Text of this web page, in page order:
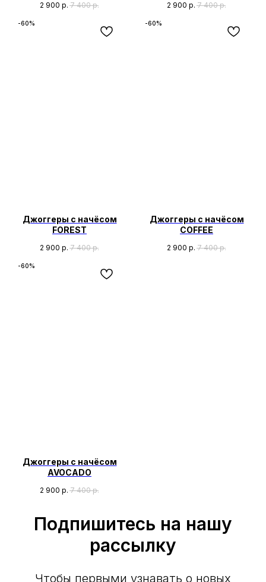
2 900 р. 7 400 р. 2 900 р. 7 400 р.
-60%
Джоггеры с начёсом
FOREST
2 900 р. 7 400 р.
-60%
Джоггеры с начёсом
COFFEE
2 900 р. 7 400 р.
-60%
Джоггеры с начёсом
AVOCADO
2 900 р. 7 400 р.
Подпишитесь на нашу
рассылку
Чтобы первыми узнавать о новых